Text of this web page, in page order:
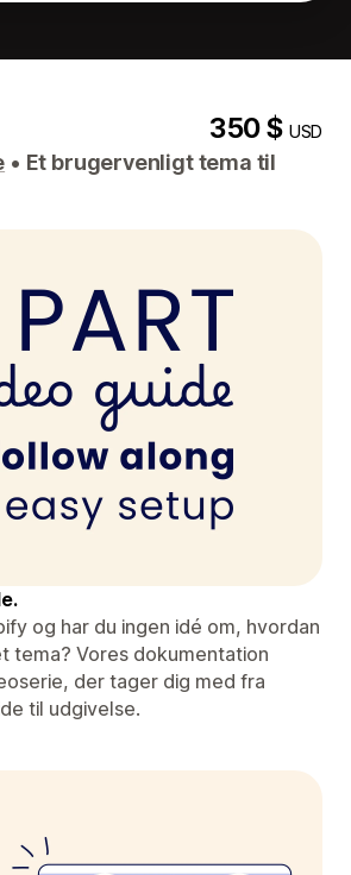
350 $USD
• Et brugervenligt tema til
og har du ingen idé om, hvordan
tema? Vores dokumentation
der tager dig med fra
til udgivelse.